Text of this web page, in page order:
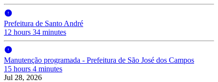
Prefeitura de Santo André
12 hours 34 minutes
Manutenção programada - Prefeitura de São José dos Campos
15 hours 4 minutes
Jul 28, 2026